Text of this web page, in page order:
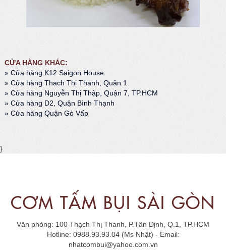
CỬA HÀNG KHÁC:
» Cửa hàng K12 Saigon House
» Cửa hàng Thạch Thị Thanh, Quận 1
» Cửa hàng Nguyễn Thị Thập, Quận 7, TP.HCM
» Cửa hàng D2, Quận Bình Thạnh
» Cửa hàng Quận Gò Vấp
}
CƠM TẤM BỤI SÀI GÒN
Văn phòng: 100 Thạch Thị Thanh, P.Tân Định, Q.1, TP.HCM
Hotline: 0988.93.93.04 (Ms Nhật) - Email:
nhatcombui@yahoo.com.vn